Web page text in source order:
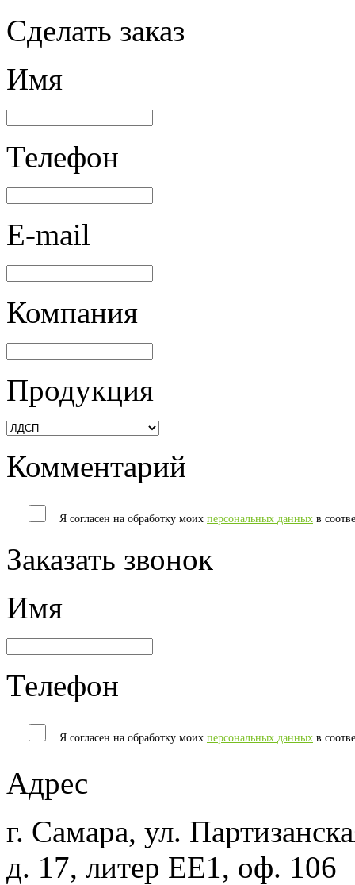
Сделать заказ
Имя
Телефон
E-mail
Компания
Продукция
Комментарий
Я согласен на обработку моих персональных данных в
Заказать звонок
Имя
Телефон
Я согласен на обработку моих персональных данных в
Адрес
г. Самара, ул.
д. 17, литер ЕЕ1, оф. 106